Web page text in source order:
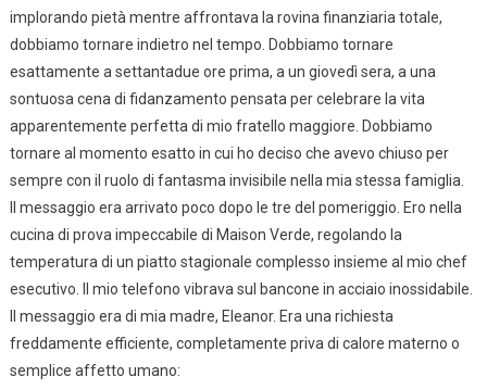
implorando pietà mentre affrontava la rovina finanziaria totale,
dobbiamo tornare indietro nel tempo. Dobbiamo tornare
esattamente a settantadue ore prima, a un giovedì sera, a una
sontuosa cena di fidanzamento pensata per celebrare la vita
apparentemente perfetta di mio fratello maggiore. Dobbiamo
tornare al momento esatto in cui ho deciso che avevo chiuso per
sempre con il ruolo di fantasma invisibile nella mia stessa famiglia.
Il messaggio era arrivato poco dopo le tre del pomeriggio. Ero nella
cucina di prova impeccabile di Maison Verde, regolando la
temperatura di un piatto stagionale complesso insieme al mio chef
esecutivo. Il mio telefono vibrava sul bancone in acciaio inossidabile.
Il messaggio era di mia madre, Eleanor. Era una richiesta
freddamente efficiente, completamente priva di calore materno o
semplice affetto umano: